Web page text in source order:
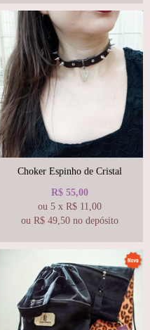
Choker Espinho de Cristal
R$ 55,00
ou 5 x R$ 11,00
ou R$ 49,50 no depósito